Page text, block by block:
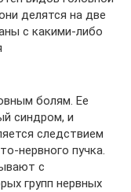
делятся на две
с какими-либо
болям. Ее
синдром, и
следствием
нервного пучка.
с
групп нервных